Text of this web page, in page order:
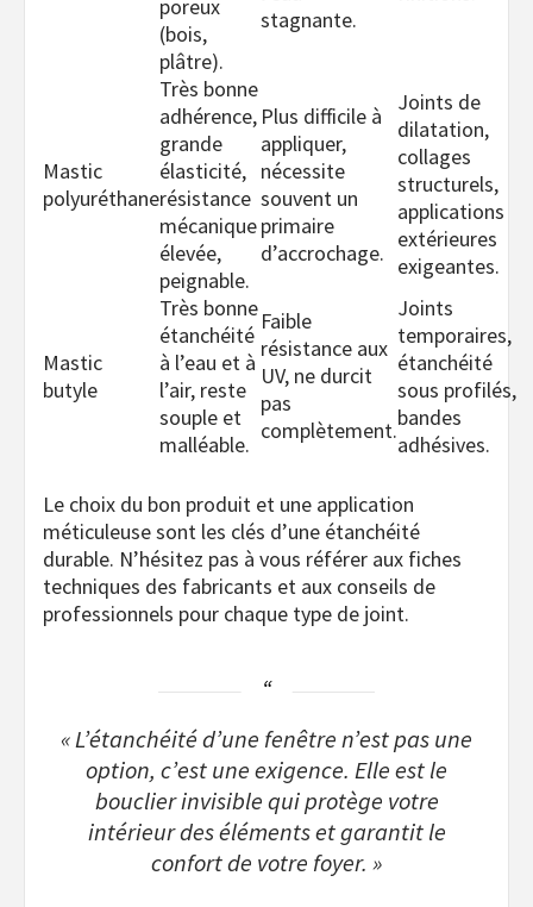
poreux
(bois,
plâtre).
stagnante.
Mastic
polyuréthane
Très bonne
adhérence,
grande
élasticité,
résistance
mécanique
élevée,
peignable.
Plus difficile à
appliquer,
nécessite
souvent un
primaire
d’accrochage.
Joints de
dilatation,
collages
structurels,
applications
extérieures
exigeantes.
Mastic
butyle
Très bonne
étanchéité
à l’eau et à
l’air, reste
souple et
malléable.
Faible
résistance aux
UV, ne durcit
pas
complètement.
Joints
temporaires,
étanchéité
sous profilés,
bandes
adhésives.
Le choix du bon produit et une application
méticuleuse sont les clés d’une étanchéité
durable. N’hésitez pas à vous référer aux fiches
techniques des fabricants et aux conseils de
professionnels pour chaque type de joint.
« L’étanchéité d’une fenêtre n’est pas une
option, c’est une exigence. Elle est le
bouclier invisible qui protège votre
intérieur des éléments et garantit le
confort de votre foyer. »